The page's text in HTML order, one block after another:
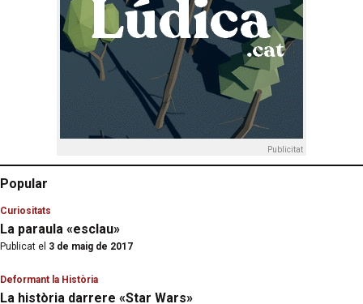
Publicitat
Popular
Curiositats
La paraula «esclau»
Publicat el 3 de maig de 2017
Deformant la Història
La història darrere «Star Wars»